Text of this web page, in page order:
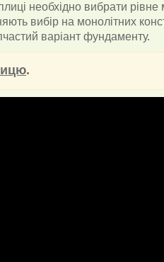
необхідно вибрати
вибір на монолітних
варіант фундаменту.
.